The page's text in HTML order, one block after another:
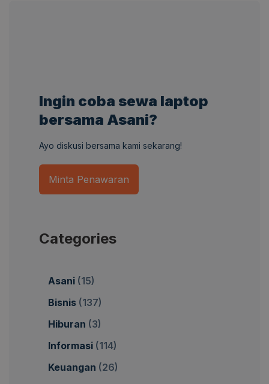
Ingin coba sewa laptop
bersama Asani?
Ayo diskusi bersama kami sekarang!
Minta Penawaran
Categories
Asani (15)
Bisnis (137)
Hiburan (3)
Informasi (114)
Keuangan (26)